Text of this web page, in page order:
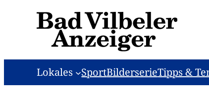
Lokales SportBilderserieTipps &